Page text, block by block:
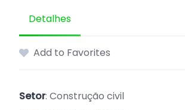
Detalhes
Add to Favorites
Setor: Construção civil